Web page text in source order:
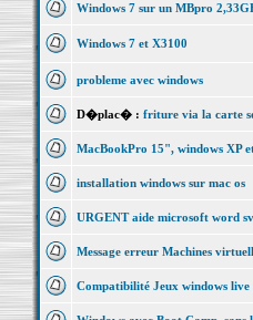
Windows 7 sur un MBpro
Windows 7 et X3100
probleme avec windows
D�plac� : friture via la carte
MacBookPro 15", windows XP
installation windows sur mac os
URGENT aide microsoft word
Message erreur Machines
Compatibilité Jeux windows live